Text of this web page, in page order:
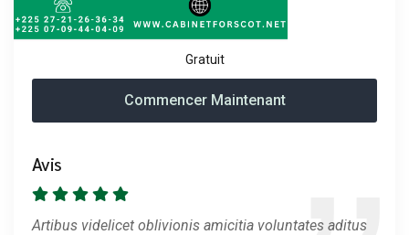
Gratuit
Commencer Maintenant
Avis
Artibus videlicet oblivionis amicitia voluntates aditus